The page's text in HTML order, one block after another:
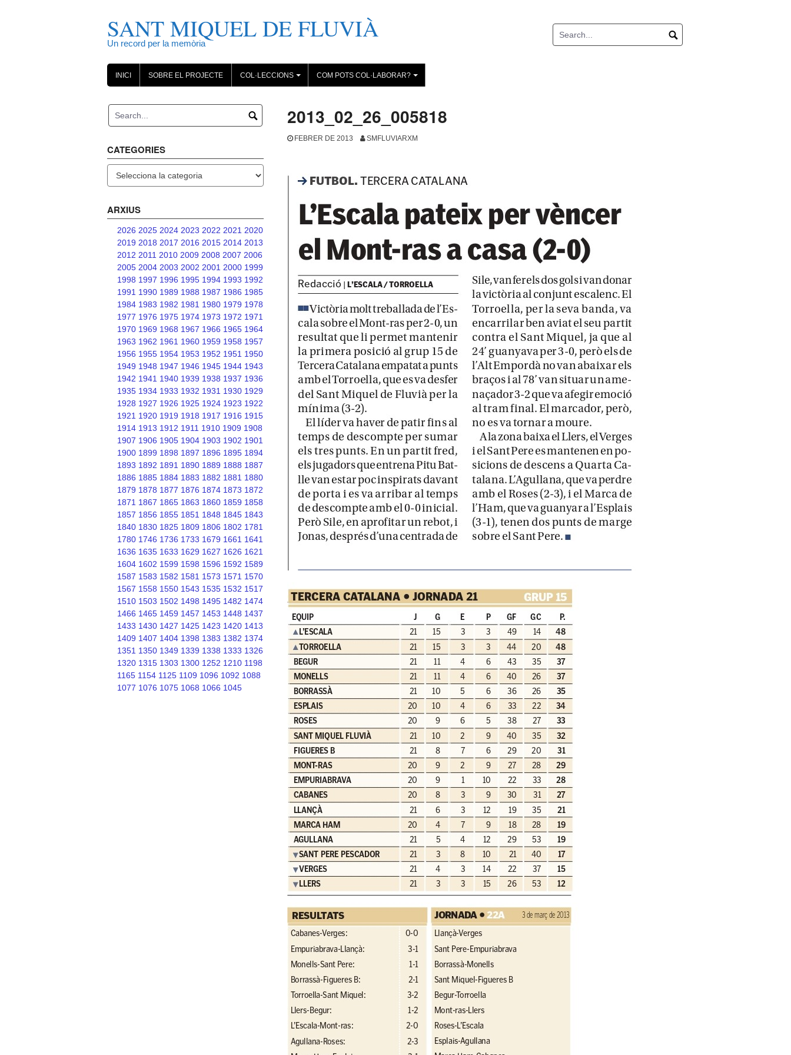
SANT MIQUEL DE FLUVIÀ
Un record per la memòria
INICI SOBRE EL PROJECTE
+
COL·LECCIONS
+
COM POTS COL·LABORAR?
2013_02_26_005818
FEBRER DE 2013 SMFLUVIARXM
CATEGORIES
ARXIUS
2026 2025 2024 2023 2022 2021 2020
2019 2018 2017 2016 2015 2014 2013
2012 2011 2010 2009 2008 2007 2006
2005 2004 2003 2002 2001 2000 1999
1998 1997 1996 1995 1994 1993 1992
1991 1990 1989 1988 1987 1986 1985
1984 1983 1982 1981 1980 1979 1978
1977 1976 1975 1974 1973 1972 1971
1970 1969 1968 1967 1966 1965 1964
1963 1962 1961 1960 1959 1958 1957
1956 1955 1954 1953 1952 1951 1950
1949 1948 1947 1946 1945 1944 1943
1942 1941 1940 1939 1938 1937 1936
1935 1934 1933 1932 1931 1930 1929
1928 1927 1926 1925 1924 1923 1922
1921 1920 1919 1918 1917 1916 1915
1914 1913 1912 1911 1910 1909 1908
1907 1906 1905 1904 1903 1902 1901
1900 1899 1898 1897 1896 1895 1894
1893 1892 1891 1890 1889 1888 1887
1886 1885 1884 1883 1882 1881 1880
1879 1878 1877 1876 1874 1873 1872
1871 1867 1865 1863 1860 1859 1858
1857 1856 1855 1851 1848 1845 1843
1840 1830 1825 1809 1806 1802 1781
1780 1746 1736 1733 1679 1661 1641
1636 1635 1633 1629 1627 1626 1621
1604 1602 1599 1598 1596 1592 1589
1587 1583 1582 1581 1573 1571 1570
1567 1558 1550 1543 1535 1532 1517
1510 1503 1502 1498 1495 1482 1474
1466 1465 1459 1457 1453 1448 1437
1433 1430 1427 1425 1423 1420 1413
1409 1407 1404 1398 1383 1382 1374
1351 1350 1349 1339 1338 1333 1326
1320 1315 1303 1300 1252 1210 1198
1165 1154 1125 1109 1096 1092 1088
1077 1076 1075 1068 1066 1045